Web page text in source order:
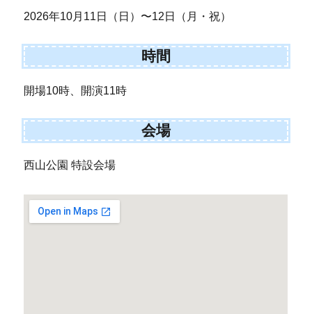
2026年10月11日（日）〜12日（月・祝）
時間
開場10時、開演11時
会場
西山公園 特設会場